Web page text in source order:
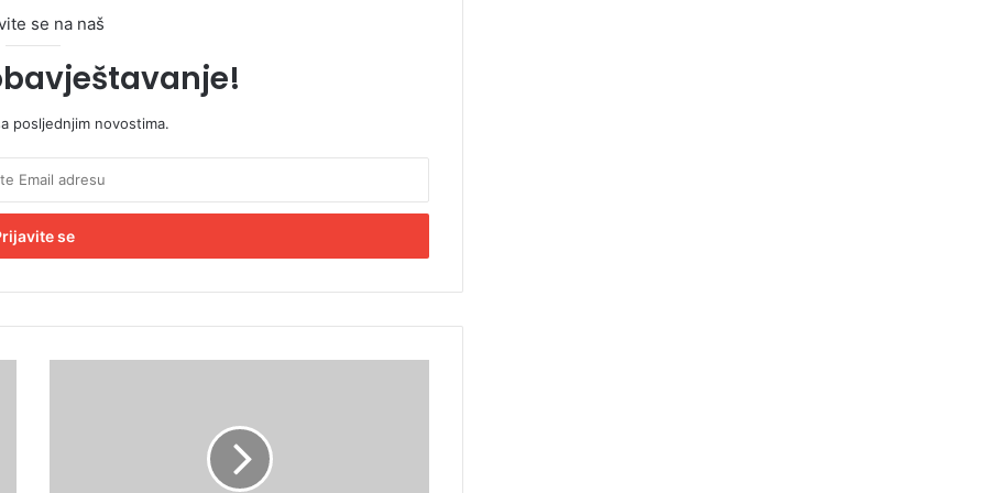
se na naš
posljednjim novostima.